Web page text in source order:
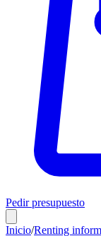
Pedir presupuesto
Inicio/Renting